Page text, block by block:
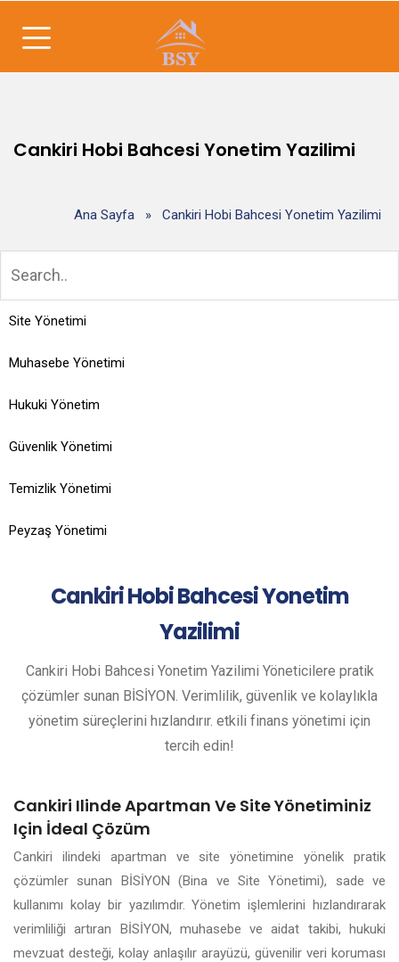
Cankiri Hobi Bahcesi Yonetim Yazilimi
Ana Sayfa » Cankiri Hobi Bahcesi Yonetim Yazilimi
Site Yönetimi
Muhasebe Yönetimi
Hukuki Yönetim
Güvenlik Yönetimi
Temizlik Yönetimi
Peyzaş Yönetimi
CankiriHobi Bahcesi Yonetim
Yazilimi
Cankiri Hobi Bahcesi Yonetim Yazilimi Yöneticilere pratik
çözümler sunan BİSİYON. Verimlilik, güvenlik ve kolaylıkla
yönetim süreçlerini hızlandırır. etkili finans yönetimi için
tercih edin!
Cankiri Ilinde Apartman Ve Site Yönetiminiz
Için İdeal Çözüm
Cankiri ilindeki apartman ve site yönetimine yönelik pratik
çözümler sunan BİSİYON (Bina ve Site Yönetimi), sade ve
kullanımı kolay bir yazılımdır. Yönetim işlemlerini hızlandırarak
verimliliği artıran BİSİYON, muhasebe ve aidat takibi, hukuki
mevzuat desteği, kolay anlaşılır arayüzü, güvenilir veri koruması